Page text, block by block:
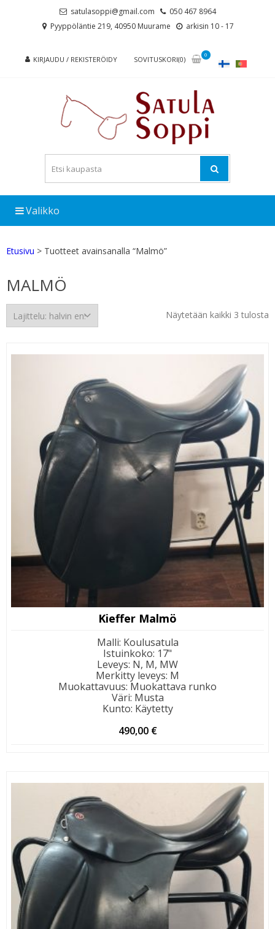
satulasoppi@gmail.com
050 467 8964
Pyyppöläntie 219, 40950 Muurame
arkisin 10 - 17
KIRJAUDU / REKISTERÖIDY SOVITUSKORI(0)
0
Valikko
Etusivu > Tuotteet avainsanalla “Malmö”
MALMÖ
Näytetään kaikki 3 tulosta
Kieffer Malmö
Malli: Koulusatula
Istuinkoko: 17"
Leveys: N, M, MW
Merkitty leveys: M
Muokattavuus: Muokattava runko
Väri: Musta
Kunto: Käytetty
490,00 €